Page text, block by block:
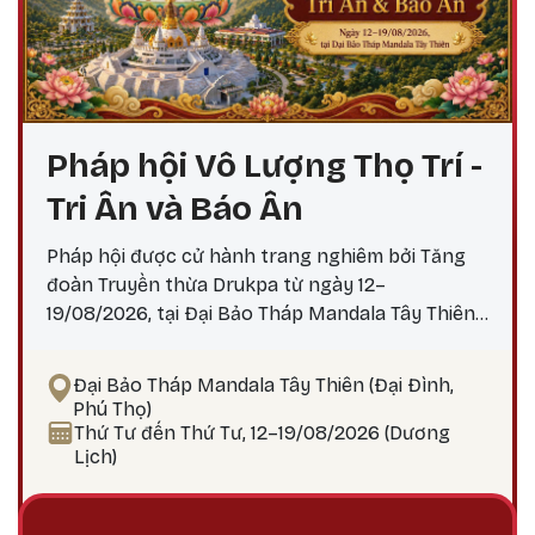
Pháp hội Vô Lượng Thọ Trí -
Tri Ân và Báo Ân
Pháp hội được cử hành trang nghiêm bởi Tăng
đoàn Truyền thừa Drukpa từ ngày 12–
19/08/2026, tại Đại Bảo Tháp Mandala Tây Thiên,
thống Kim Cương thừa để cầu an, cầu siêu, tiêu
trừ chướng ngại, tăng trưởng phúc thọ và hồi
hướng công đức báo đáp Tứ Trọng Ân. Đặc biệt,
trong khuôn khổ Pháp hội sẽ diễn ra Đại lễ
Đại Bảo Tháp Mandala Tây Thiên (Đại Đình,
Phú Thọ)
Thứ Tư đến Thứ Tư, 12–19/08/2026 (Dương
Lịch)